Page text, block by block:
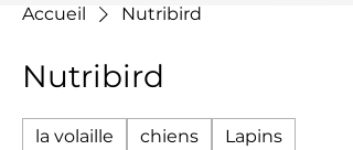
Accueil Nutribird
Nutribird
la volaille chiens
Lapins